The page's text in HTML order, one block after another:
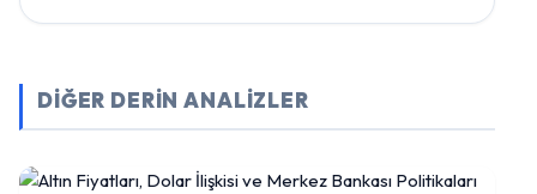
DİĞER DERİN ANALİZLER